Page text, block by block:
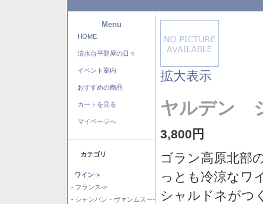
Menu
HOME
清水台平野屋の日々
イベント案内
おすすめの商品
カートを見る
マイページへ
カテゴリ
ワイン->
- フランス->
- シャンパン・ヴァンムスー-
拡大表示
ヤルデン
3,800円
ゴラン高原北部
っとも冷涼なワ
シャルドネがつ